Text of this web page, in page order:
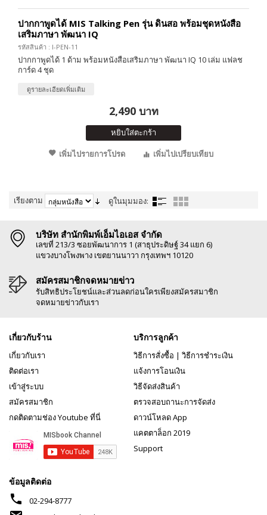
ปากกาพูดได้ MIS Talking Pen รุ่น ดินสอ พร้อมชุดหนังสือ
เสริมภาษา พัฒนา IQ
รหัสสินค้า : I-PEN-11
ปากกาพูดได้ 1 ด้าม พร้อมหนังสือเสริมภาษา พัฒนา IQ 10 เล่ม แฟลช
การ์ด 4 ชุด
ดูรายละเอียดเพิ่มเติม
2,490 บาท
หยิบใส่ตะกร้า
เพิ่มไปรายการโปรด
เพิ่มไปเปรียบเทียบ
เรียงตาม ดูในมุมมอง:
บริษัท สำนักพิมพ์เอ็มไอเอส จำกัด
เลขที่ 213/3 ซอยพัฒนาการ 1 (สาธุประดิษฐ์ 34 แยก 6)
แขวงบางโพงพาง เขตยานนาวา กรุงเทพฯ 10120
สมัครสมาชิกจดหมายข่าว
รับสิทธิประโยชน์และส่วนลดก่อนใครเพียงสมัครสมาชิก
จดหมายข่าวกับเรา
เกี่ยวกับร้าน
เกี่ยวกับเรา
ติดต่อเรา
เข้าสู่ระบบ
สมัครสมาชิก
กดติดตามช่อง Youtube ที่นี่
บริการลูกค้า
วิธีการสั่งซื้อ | วิธีการชำระเงิน
แจ้งการโอนเงิน
วิธีจัดส่งสินค้า
ตรวจสอบถานะการจัดส่ง
ดาวน์โหลด App
แคตตาล็อก 2019
Support
ข้อมูลติดต่อ
phone 02-294-8777